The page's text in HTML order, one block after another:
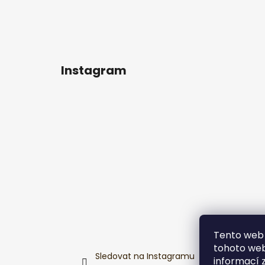
Tento
tohoto
informací
Instagram
Sledovat na Instagramu